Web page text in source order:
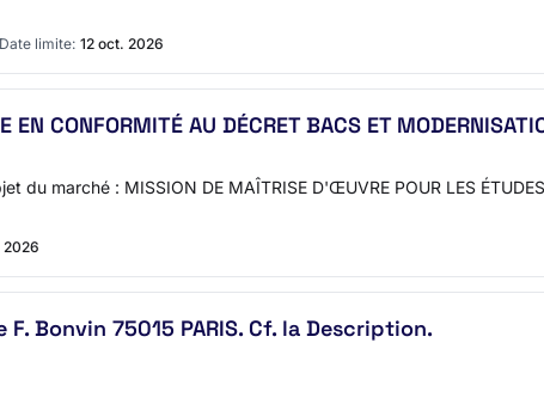
Date limite: 12 oct. 2026
EN CONFORMITÉ AU DÉCRET BACS ET
marché : MISSION DE MAÎTRISE D'ŒUVRE POUR LES
2026
Bonvin 75015 PARIS. Cf. la Description.